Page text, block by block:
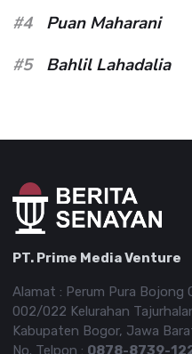
#4
Puan Maharani
#5
Bahlil Lahadalia
PT. Prime Media Venture
Alamat : Perum Pura Bojong
002/022 Kelurahan
Kabupaten Bogor, Jawa
No. Telpon : 0878-8739-